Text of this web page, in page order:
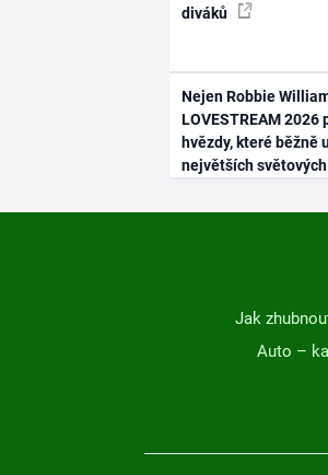
diváků
Nejen Robbie
LOVESTREAM 2026
hvězdy, které běžně
největších
Jak
Auto –